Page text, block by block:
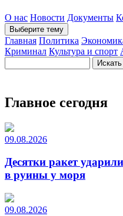
О нас Новости Документы
Выберите тему
Главная Политика
Криминал Культура и спорт
Главное сегодня
09.08.2026
Десятки ракет
в руины у моря
09.08.2026